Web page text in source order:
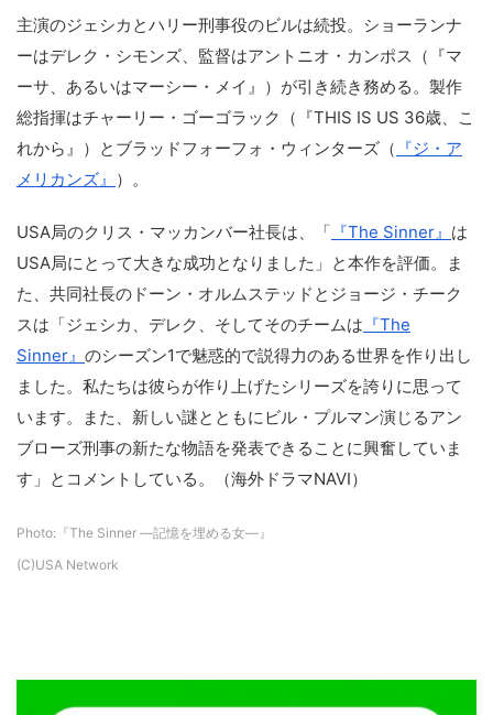
主演のジェシカとハリー刑事役のビルは続投。ショーランナ
ーはデレク・シモンズ、監督はアントニオ・カンポス（『マ
ーサ、あるいはマーシー・メイ』）が引き続き務める。製作
総指揮はチャーリー・ゴーゴラック（『THIS IS US 36歳、こ
れから』）とブラッドフォーフォ・ウィンターズ（ 『ジ・ア
メリカンズ』 ）。
USA局のクリス・マッカンバー社長は、「 『The Sinner』 は
USA局にとって大きな成功となりました」と本作を評価。ま
た、共同社長のドーン・オルムステッドとジョージ・チーク
スは「ジェシカ、デレク、そしてそのチームは 『The
Sinner』 のシーズン1で魅惑的で説得力のある世界を作り出し
ました。私たちは彼らが作り上げたシリーズを誇りに思って
います。また、新しい謎とともにビル・プルマン演じるアン
ブローズ刑事の新たな物語を発表できることに興奮していま
す」とコメントしている。（海外ドラマNAVI）
Photo:『The Sinner ―記憶を埋める女―』
(C)USA Network